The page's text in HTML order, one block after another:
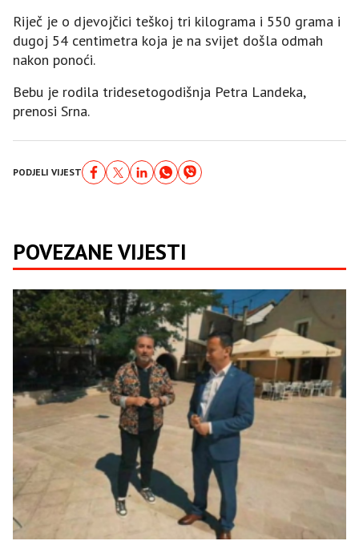
Riječ je o djevojčici teškoj tri kilograma i 550 grama i
dugoj 54 centimetra koja je na svijet došla odmah
nakon ponoći.
Bebu je rodila tridesetogodišnja Petra Landeka,
prenosi Srna.
PODJELI VIJEST
POVEZANE VIJESTI